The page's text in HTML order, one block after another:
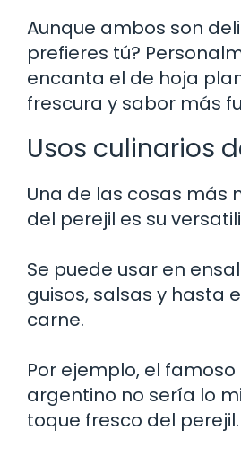
Aunque ambos son
prefieres tú?
encanta el de hoja
frescura y sabor más
Usos culinarios
Una de las cosas más
del perejil es su
Se puede usar en
guisos, salsas y hasta
carne.
Por ejemplo, el
argentino no sería lo
toque fresco del perejil.